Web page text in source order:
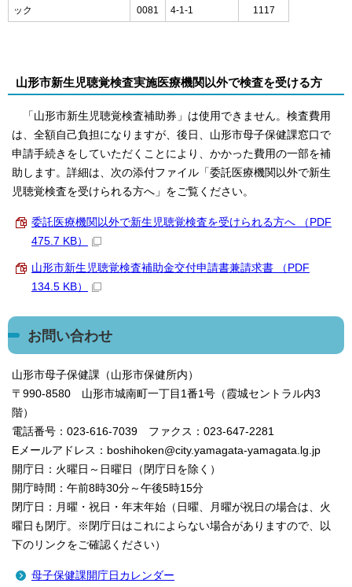
ック
0081
4‐1‐1
1117
山形市新生児聴覚検査実施医療機関以外で検査を受ける方
「山形市新生児聴覚検査補助券」は使用できません。検査費用
は、全額自己負担になりますが、後日、山形市母子保健課窓口で
申請手続きをしていただくことにより、かかった費用の一部を補
助します。詳細は、次の添付ファイル「委託医療機関以外で新生
児聴覚検査を受けられる方へ」をご覧ください。
委託医療機関以外で新生児聴覚検査を受けられる方へ （PDF
475.7 KB）
山形市新生児聴覚検査補助金交付申請書兼請求書 （PDF
134.5 KB）
お問い合わせ
山形市母子保健課（山形市保健所内）
〒990-8580 山形市城南町一丁目1番1号（霞城セントラル内3
階）
電話番号：023-616-7039 ファクス：023-647-2281
Eメールアドレス：boshihoken@city.yamagata-yamagata.lg.jp
開庁日：火曜日～日曜日（閉庁日を除く）
開庁時間：午前8時30分～午後5時15分
閉庁日：月曜・祝日・年末年始（日曜、月曜が祝日の場合は、火
曜日も閉庁。※閉庁日はこれによらない場合がありますので、以
下のリンクをご確認ください）
母子保健課開庁日カレンダー